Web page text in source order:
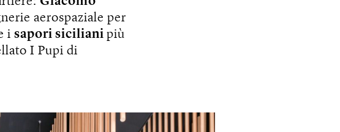
aerospaziale per
i sapori siciliani più
I Pupi di